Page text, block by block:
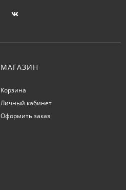
МАГАЗИН
Корзина
Личный кабинет
Оформить заказ